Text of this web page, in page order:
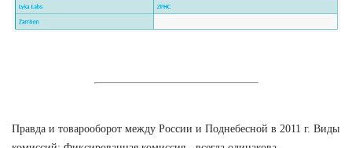
Правда и товарооборот между России и Поднебесной в 2011 г. Виды